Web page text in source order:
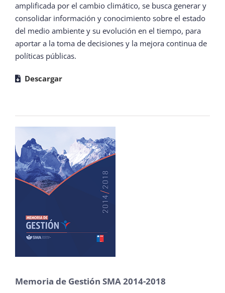
amplificada por el cambio climático, se busca generar y
consolidar información y conocimiento sobre el estado
del medio ambiente y su evolución en el tiempo, para
aportar a la toma de decisiones y la mejora continua de
políticas públicas.
Descargar
Memoria de Gestión SMA 2014-2018